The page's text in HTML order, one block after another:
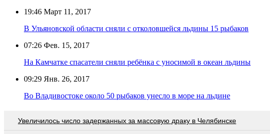
19:46 Март 11, 2017
В Ульяновской области сняли с отколовшейся льдины 15 рыбаков
07:26 Фев. 15, 2017
На Камчатке спасатели сняли ребёнка с уносимой в океан льдины
09:29 Янв. 26, 2017
Во Владивостоке около 50 рыбаков унесло в море на льдине
Увеличилось число задержанных за массовую драку в Челябинске